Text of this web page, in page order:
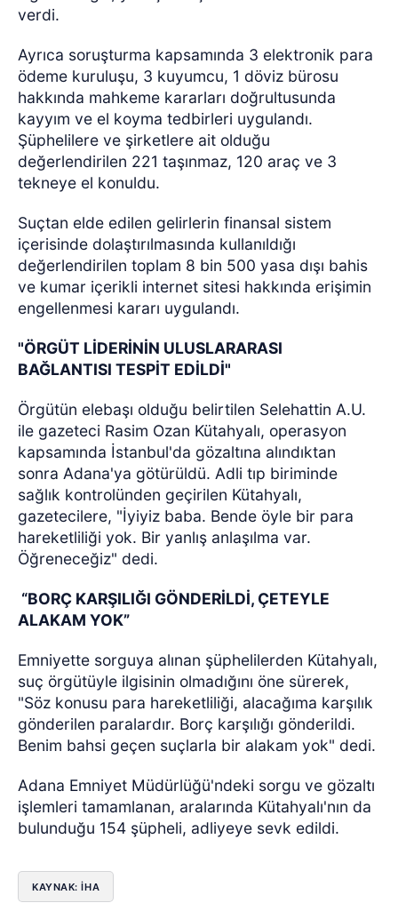
verdi.
Ayrıca soruşturma kapsamında 3 elektronik para
ödeme kuruluşu, 3 kuyumcu, 1 döviz bürosu
hakkında mahkeme kararları doğrultusunda
kayyım ve el koyma tedbirleri uygulandı.
Şüphelilere ve şirketlere ait olduğu
değerlendirilen 221 taşınmaz, 120 araç ve 3
tekneye el konuldu.
Suçtan elde edilen gelirlerin finansal sistem
içerisinde dolaştırılmasında kullanıldığı
değerlendirilen toplam 8 bin 500 yasa dışı bahis
ve kumar içerikli internet sitesi hakkında erişimin
engellenmesi kararı uygulandı.
"ÖRGÜT LİDERİNİN ULUSLARARASI
BAĞLANTISI TESPİT EDİLDİ"
Örgütün elebaşı olduğu belirtilen Selehattin A.U.
ile gazeteci Rasim Ozan Kütahyalı, operasyon
kapsamında İstanbul'da gözaltına alındıktan
sonra Adana'ya götürüldü. Adli tıp biriminde
sağlık kontrolünden geçirilen Kütahyalı,
gazetecilere, "İyiyiz baba. Bende öyle bir para
hareketliliği yok. Bir yanlış anlaşılma var.
Öğreneceğiz" dedi.
“BORÇ KARŞILIĞI GÖNDERİLDİ, ÇETEYLE
ALAKAM YOK”
Emniyette sorguya alınan şüphelilerden Kütahyalı,
suç örgütüyle ilgisinin olmadığını öne sürerek,
"Söz konusu para hareketliliği, alacağıma karşılık
gönderilen paralardır. Borç karşılığı gönderildi.
Benim bahsi geçen suçlarla bir alakam yok" dedi.
Adana Emniyet Müdürlüğü'ndeki sorgu ve gözaltı
işlemleri tamamlanan, aralarında Kütahyalı'nın da
bulunduğu 154 şüpheli, adliyeye sevk edildi.
KAYNAK: İHA